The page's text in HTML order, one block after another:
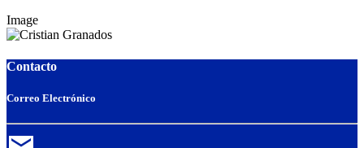
Image
Contacto
Correo Electrónico